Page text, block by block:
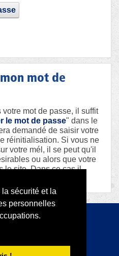
sécurité et la
personnelles
mot de
mot de passe, il suffit
le mot de passe" dans le
demandé de saisir votre
réinitialisation. Si vous ne
votre mél, il se peut qu'il
ou alors que votre
le site. Dans ce cas il
Platform
|